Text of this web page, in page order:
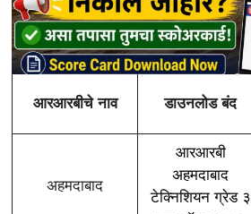
आरआरबीचे नाव डाउनलोड बंद
अहमदाबाद
आरआरबी
अहमदाबाद
टेक्निशियन ग्रेड ३